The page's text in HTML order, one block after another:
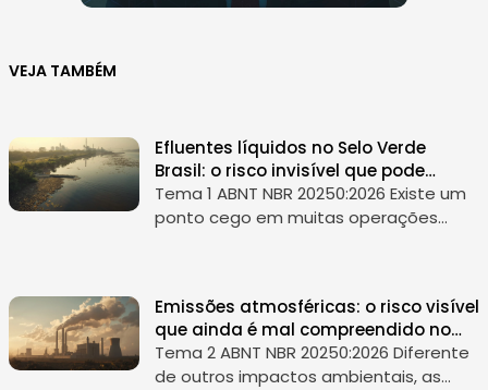
VEJA TAMBÉM
Efluentes líquidos no Selo Verde
Brasil: o risco invisível que pode
travar sua operação
Tema 1 ABNT NBR 20250:2026 Existe um
ponto cego em muitas operações
frequência...
Emissões atmosféricas: o risco visível
que ainda é mal compreendido no
ESG
Tema 2 ABNT NBR 20250:2026 Diferente
de outros impactos ambientais, as